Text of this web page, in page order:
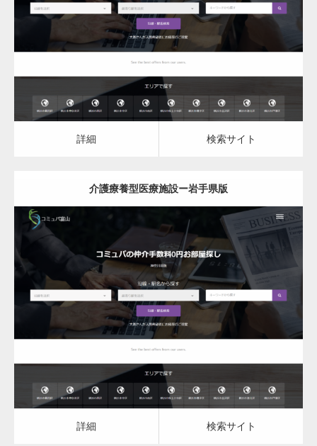
介護療養型医療施設
詳細 検索サイト
詳細 検索サイト
介護療養型医療施設ー岩手県版
更新日： 2023.03.09
介護療養型医療施設
詳細 検索サイト
詳細 検索サイト